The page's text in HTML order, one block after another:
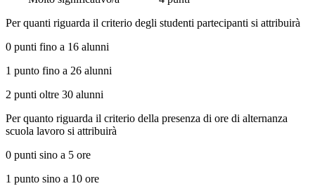
Per quanti riguarda il criterio degli studenti partecipanti si attribuirà
0 punti fino a 16 alunni
1 punto fino a 26 alunni
2 punti oltre 30 alunni
Per quanto riguarda il criterio della presenza di ore di alternanza
scuola lavoro si attribuirà
0 punti sino a 5 ore
1 punto sino a 10 ore